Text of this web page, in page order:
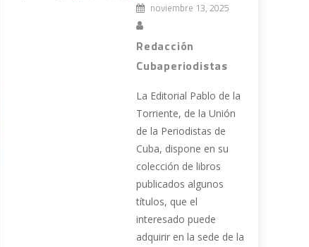
noviembre 13, 2025
Redacción
Cubaperiodistas
La Editorial Pablo de la
Torriente, de la Unión
de la Periodistas de
Cuba, dispone en su
colección de libros
publicados algunos
títulos, que el
interesado puede
adquirir en la sede de la